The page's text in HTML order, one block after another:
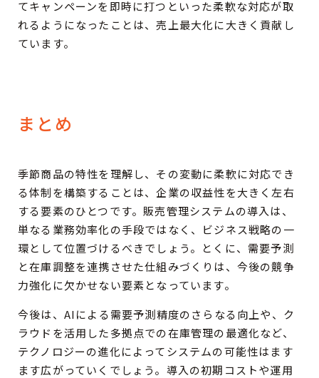
てキャンペーンを即時に打つといった柔軟な対応が取
れるようになったことは、売上最大化に大きく貢献し
ています。
まとめ
季節商品の特性を理解し、その変動に柔軟に対応でき
る体制を構築することは、企業の収益性を大きく左右
する要素のひとつです。販売管理システムの導入は、
単なる業務効率化の手段ではなく、ビジネス戦略の一
環として位置づけるべきでしょう。とくに、需要予測
と在庫調整を連携させた仕組みづくりは、今後の競争
力強化に欠かせない要素となっています。
今後は、AIによる需要予測精度のさらなる向上や、ク
ラウドを活用した多拠点での在庫管理の最適化など、
テクノロジーの進化によってシステムの可能性はます
ます広がっていくでしょう。導入の初期コストや運用